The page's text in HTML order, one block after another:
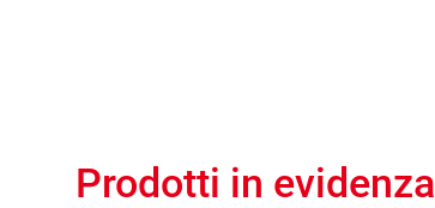
Prodotti in evidenza